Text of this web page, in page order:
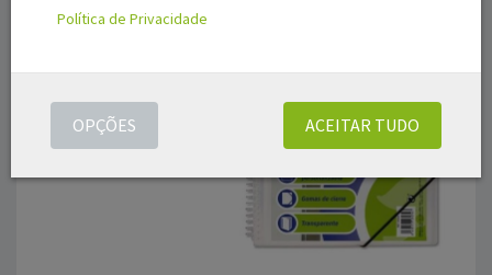
Política de Privacidade
ACEITAR TUDO
OPÇÕES